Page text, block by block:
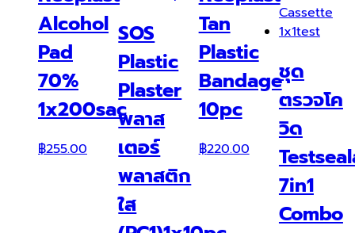
Alcohol
Pad
70%
1x200sac
฿255.00
SOS
Plastic
Plaster
พลาส
เตอร์
พลาสติก
ใส
Tan
Plastic
Bandage
10pc
฿220.00
ชุด
ตรวจโค
วิด
7in1
Combo